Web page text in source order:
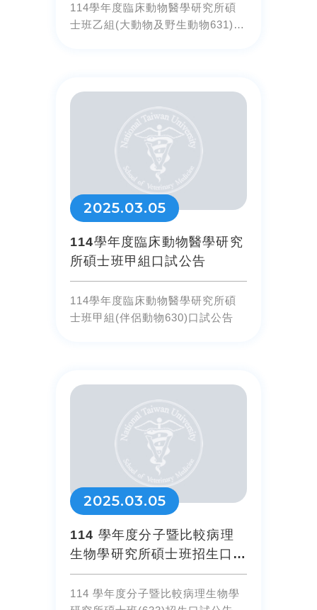
114學年度臨床動物醫學研究所碩
士班乙組(大動物及野生動物631)口
2025.03.05
114學年度臨床動物醫學研究
所碩士班甲組口試公告
114學年度臨床動物醫學研究所碩
士班甲組(伴侶動物630)口試公告
2025.03.05
114 學年度分子暨比較病理
生物學研究所碩士班招生口試
公告
114 學年度分子暨比較病理生物學